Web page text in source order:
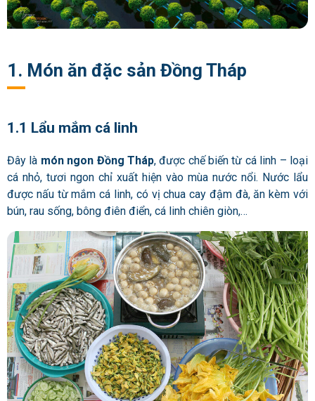
1. Món ăn đặc sản Đồng Tháp
1.1 Lẩu mắm cá linh
Đây là món ngon Đồng Tháp, được chế biến từ cá linh – loại
cá nhỏ, tươi ngon chỉ xuất hiện vào mùa nước nổi. Nước lẩu
được nấu từ mắm cá linh, có vị chua cay đậm đà, ăn kèm với
bún, rau sống, bông điên điển, cá linh chiên giòn,…